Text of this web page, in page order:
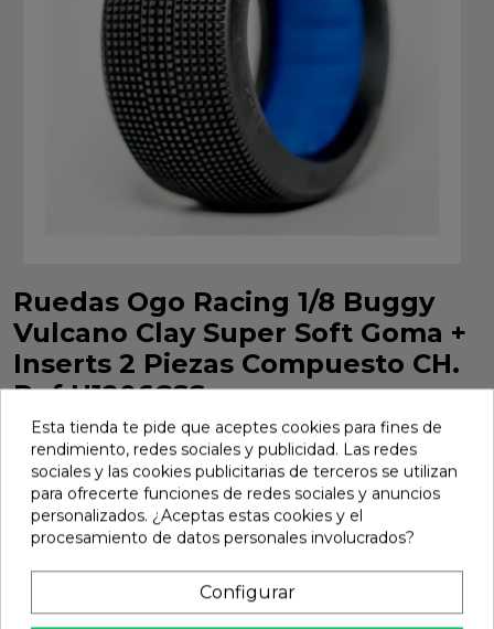
Ruedas Ogo Racing 1/8 Buggy
Vulcano Clay Super Soft Goma +
Inserts 2 Piezas Compuesto CH.
Ref H1206CSS
Ruedas Ogo Racing 1/8 Buggy Vulcano Clay Super Soft
Goma + Inserts 2 Piezas Compuesto CH. Ref H1206CSS
Marca: Ogo Racing Ref: H1206CSS
23,56 €
Añadir
Esta tienda te pide que aceptes cookies para fines de
rendimiento, redes sociales y publicidad. Las redes
sociales y las cookies publicitarias de terceros se utilizan
para ofrecerte funciones de redes sociales y anuncios
personalizados. ¿Aceptas estas cookies y el
procesamiento de datos personales involucrados?
Configurar